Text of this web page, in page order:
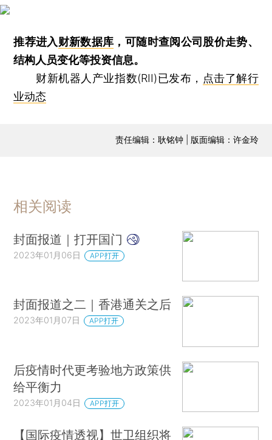
推荐进入财新数据库 ，可随时查阅公司股价走势、
结构人员变化等投资信息。
财新机器人产业指数(RII)已发布， 点击了解行
业动态
责任编辑：耿铭钟 | 版面编辑：许金玲
相关阅读
封面报道｜打开国门
2023年01月06日 APP打开
封面报道之二｜香港通关之后
2023年01月07日 APP打开
后疫情时代更考验地方政策供
给平衡力
2023年01月04日 APP打开
【国际疫情透视】世卫组织将